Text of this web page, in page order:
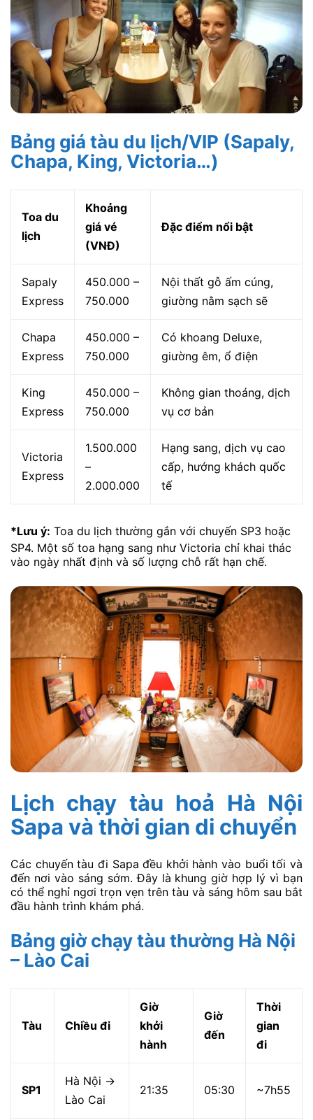
Bảng giá tàu du lịch/VIP (Sapaly,
Chapa, King, Victoria…)
Toa du
lịch
Khoảng
giá vé
(VNĐ)
Đặc điểm nổi bật
Sapaly
Express
450.000 –
750.000
Nội thất gỗ ấm cúng,
giường nằm sạch sẽ
Chapa
Express
450.000 –
750.000
Có khoang Deluxe,
giường êm, ổ điện
King
Express
450.000 –
750.000
Không gian thoáng, dịch
vụ cơ bản
Victoria
Express
1.500.000
–
2.000.000
Hạng sang, dịch vụ cao
cấp, hướng khách quốc
tế
*Lưu ý: Toa du lịch thường gắn với chuyến SP3 hoặc
SP4. Một số toa hạng sang như Victoria chỉ khai thác
vào ngày nhất định và số lượng chỗ rất hạn chế.
Lịch chạy tàu hoả Hà Nội
Sapa và thời gian di chuyển
Các chuyến tàu đi Sapa đều khởi hành vào buổi tối và
đến nơi vào sáng sớm. Đây là khung giờ hợp lý vì bạn
có thể nghỉ ngơi trọn vẹn trên tàu và sáng hôm sau bắt
đầu hành trình khám phá.
Bảng giờ chạy tàu thường Hà Nội
– Lào Cai
Tàu Chiều đi
Giờ
khởi
hành
Giờ
đến
Thời
gian
đi
SP1
Hà Nội →
Lào Cai
21:35 05:30 ~7h55